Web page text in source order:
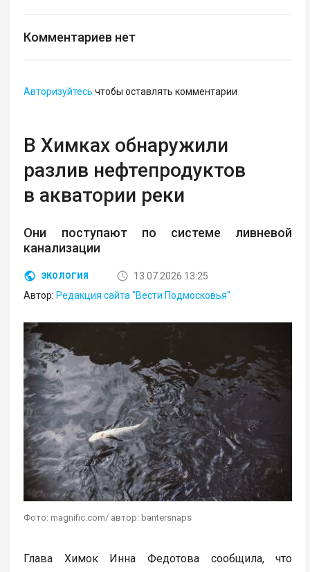
Комментариев нет
Авторизуйтесь чтобы оставлять комментарии
В Химках обнаружили
разлив нефтепродуктов
в акватории реки
Они поступают по системе ливневой
канализации
ЭКОЛОГИЯ
13.07.2026 13:25
Автор: Редакция сайта "Вести Подмосковья"
Фото: magnific.com/ автор: bantersnaps
Глава Химок Инна Федотова сообщила, что